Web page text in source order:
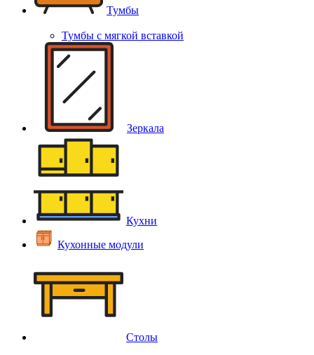
Тумбы
Тумбы с мягкой вставкой
Зеркала
Кухни
Кухонные модули
Столы